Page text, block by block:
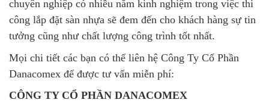
chuyên nghiệp có nhiều năm kinh nghiệm trong việc thi
công lắp đặt sàn nhựa sẽ đem đến cho khách hàng sự tin
tưởng cũng như chất lượng công trình tốt nhất.
Mọi chi tiết các bạn có thể liên hệ Công Ty Cổ Phần
Danacomex để được tư vấn miễn phí:
CÔNG TY CỔ PHẦN DANACOMEX